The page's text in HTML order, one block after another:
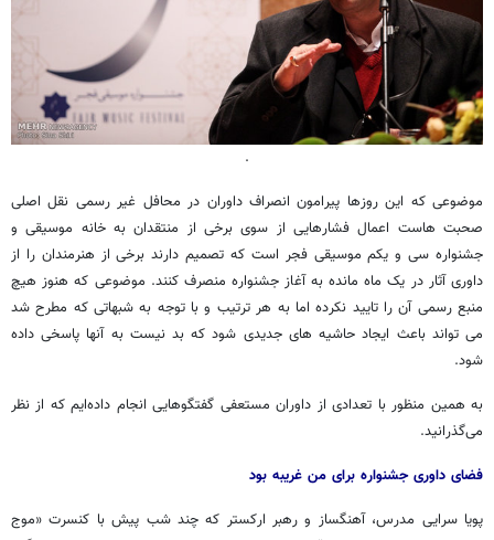
.
موضوعی که این روزها پیرامون انصراف داوران در محافل غیر رسمی نقل اصلی
صحبت هاست اعمال فشارهایی از سوی برخی از منتقدان به خانه موسیقی و
جشنواره سی و یکم موسیقی فجر است که تصمیم دارند برخی از هنرمندان را از
داوری آثار در یک ماه مانده به آغاز جشنواره منصرف کنند. موضوعی که هنوز هیچ
منبع رسمی آن را تایید نکرده اما به هر ترتیب و با توجه به شبهاتی که مطرح شد
می تواند باعث ایجاد حاشیه های جدیدی شود که بد نیست به آنها پاسخی داده
شود.
به همین منظور با تعدادی از داوران مستعفی گفتگوهایی انجام داده‌ایم که از نظر
می‌گذرانید.
فضای داوری جشنواره برای من غریبه بود
پویا سرایی مدرس، آهنگساز و رهبر ارکستر که چند شب پیش با کنسرت «موج